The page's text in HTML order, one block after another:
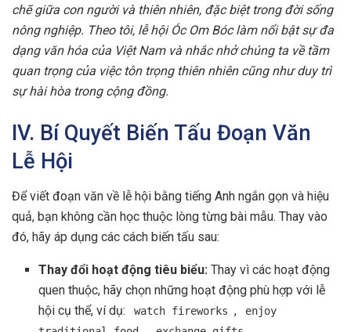
chẽ giữa con người và thiên nhiên, đặc biệt trong đời sống
nông nghiệp. Theo tôi, lễ hội Óc Om Bóc làm nổi bật sự đa
dạng văn hóa của Việt Nam và nhắc nhở chúng ta về tầm
quan trọng của việc tôn trọng thiên nhiên cũng như duy trì
sự hài hòa trong cộng đồng.
IV. Bí Quyết Biến Tấu Đoạn Văn
Lễ Hội
Để viết đoạn văn về lễ hội bằng tiếng Anh ngắn gọn và hiệu
quả, bạn không cần học thuộc lòng từng bài mẫu. Thay vào
đó, hãy áp dụng các cách biến tấu sau:
Thay đổi hoạt động tiêu biểu: Thay vì các hoạt động
quen thuộc, hãy chọn những hoạt động phù hợp với lễ
hội cụ thể, ví dụ:
watch fireworks ,
enjoy